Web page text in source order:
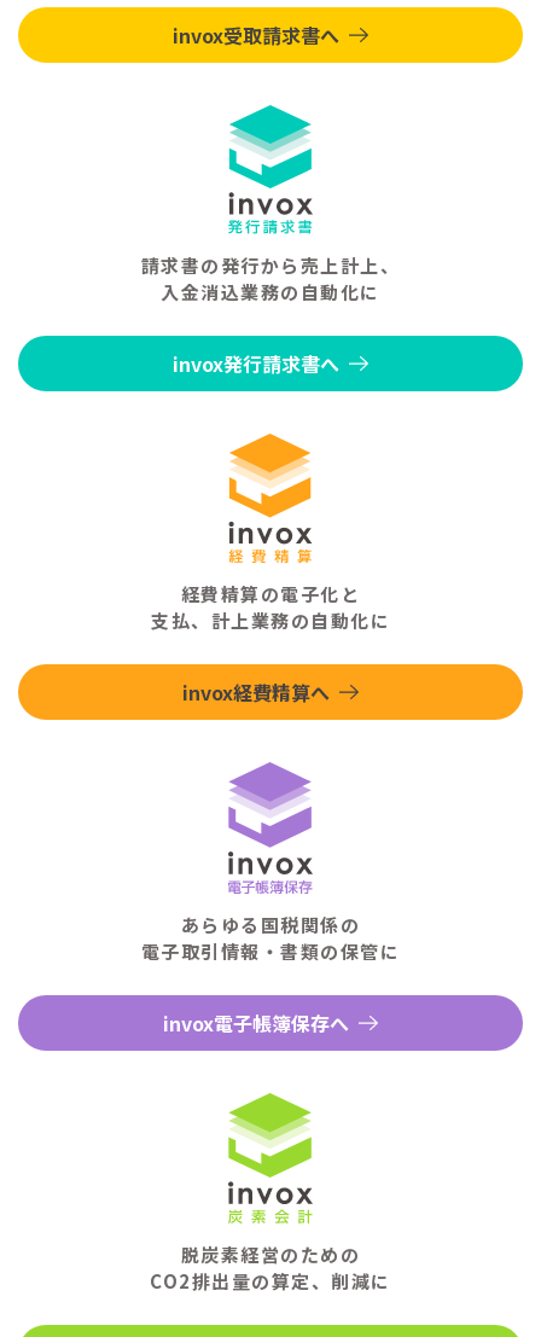
invox受取請求書へ
請求書の発行から売上計上、
入金消込業務の自動化に
invox発行請求書へ
経費精算の電子化と
支払、計上業務の自動化に
invox経費精算へ
あらゆる国税関係の
電子取引情報・書類の保管に
invox電子帳簿保存へ
脱炭素経営のための
CO2排出量の算定、削減に